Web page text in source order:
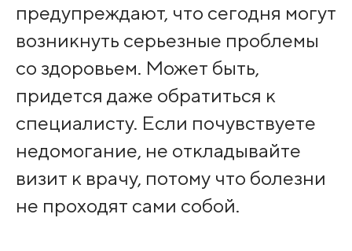
предупреждают, что сегодня могут
возникнуть серьезные проблемы
со здоровьем. Может быть,
придется даже обратиться к
специалисту. Если почувствуете
недомогание, не откладывайте
визит к врачу, потому что болезни
не проходят сами собой.